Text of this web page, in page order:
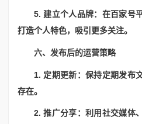
5. 建立个人品牌：在百家号
打造个人特色，吸引更多关注。
六、发布后的运营策略
1. 定期更新：保持定期发布
存在。
2. 推广分享：利用社交媒体